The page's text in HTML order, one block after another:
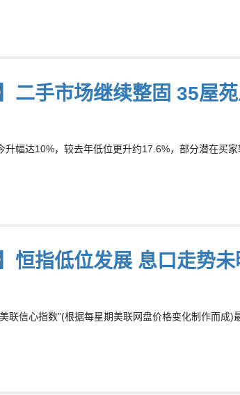
二手市场继续整固 35屋
升幅达10%，较去年低位更升约17.6%，部分潜在买
恒指低位发展 息口走势未
联信心指数”(根据每星期美联网盘价格变化制作而成